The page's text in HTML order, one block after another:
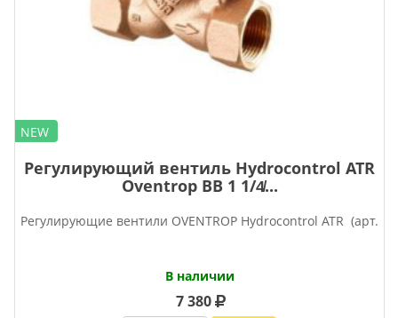
NEW
Регулирующий вентиль Hydrocontrol ATR
Oventrop ВВ 1 1/4̸...
Регулирующие вентили OVENTROP Нydrocontrol ATR (арт.
В наличии
7 380